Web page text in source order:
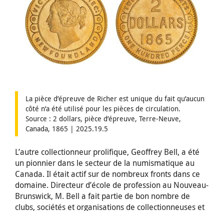
La pièce d’épreuve de Richer est unique du fait qu’aucun
côté n’a été utilisé pour les pièces de circulation.
Source : 2 dollars, pièce d’épreuve, Terre-Neuve,
Canada, 1865 | 2025.19.5
L’autre collectionneur prolifique, Geoffrey Bell, a été
un pionnier dans le secteur de la numismatique au
Canada. Il était actif sur de nombreux fronts dans ce
domaine. Directeur d’école de profession au Nouveau-
Brunswick, M. Bell a fait partie de bon nombre de
clubs, sociétés et organisations de collectionneuses et